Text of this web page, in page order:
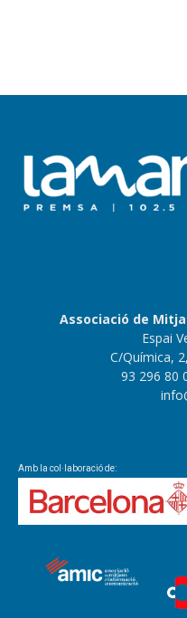
Associació de
Espai
C/Química,
93 296 80
Amb la col·laboració de: